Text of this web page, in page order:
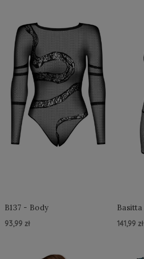
B137 - Body
93,99 zł 141,99 zł